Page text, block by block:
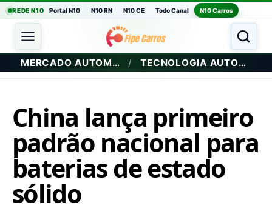
REDE N10 Portal N10 N10 RN N10 CE Todo Canal N10 Carros
MERCADO AUTOMOTIVO / TECNOLOGIA AUTOMOTIVA
China lança primeiro
padrão nacional para
baterias de estado
sólido